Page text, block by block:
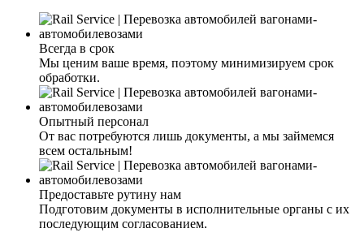
Всегда в срок
Мы ценим ваше время, поэтому минимизируем срок
обработки.
Опытный персонал
От вас потребуются лишь документы, а мы займемся
всем остальным!
Предоставьте рутину нам
Подготовим документы в исполнительные органы с их
последующим согласованием.